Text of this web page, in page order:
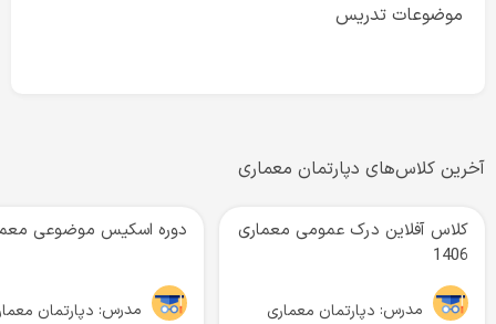
موضوعات تدریس
آخرین کلاس‌های دپارتمان معماری
کلاس آفلاین درک عمومی معماری
1406
مدرس: دپارتمان معماری
دوره اسکیس موضوعی
مدرس: دپارتمان